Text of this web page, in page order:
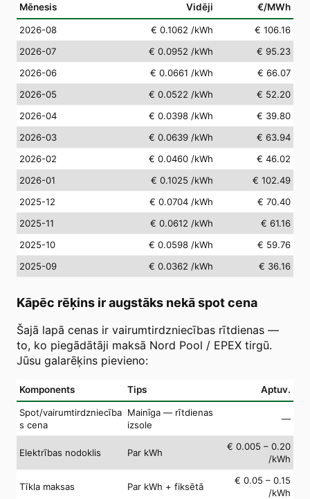
Mēnesis Vidēji €/MWh
2026-08 € 0.1062 /kWh
€ 106.16
2026-07
€ 0.0952 /kWh
€ 95.23
2026-06
€ 0.0661 /kWh
€ 66.07
2026-05
€ 0.0522 /kWh
€ 52.20
2026-04
€ 0.0398 /kWh
€ 39.80
2026-03
€ 0.0639 /kWh
€ 63.94
2026-02
€ 0.0460 /kWh
€ 46.02
2026-01
€ 0.1025 /kWh
€ 102.49
2025-12
€ 0.0704 /kWh
€ 70.40
2025-11
€ 0.0612 /kWh
€ 61.16
2025-10
€ 0.0598 /kWh
€ 59.76
2025-09
€ 0.0362 /kWh € 36.16
Kāpēc rēķins ir augstāks nekā spot cena
Šajā lapā cenas ir vairumtirdzniecības rītdienas —
to, ko piegādātāji maksā Nord Pool / EPEX tirgū.
Jūsu galarēķins pievieno:
Komponents Tips Aptuv.
Spot/vairumtirdzniecība
s cena
Mainīga — rītdienas
izsole
—
Elektrības nodoklis Par kWh
€ 0.005 – 0.20
/kWh
Tīkla maksas Par kWh + fiksētā
€ 0.05 – 0.15
/kWh